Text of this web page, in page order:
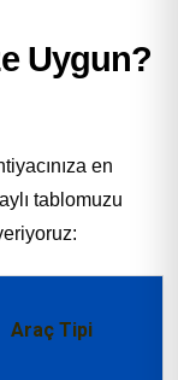
Uygun?
en
tablomuzu
Araç Tipi